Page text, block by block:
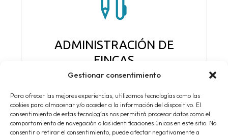
Gestionar consentimiento
Para ofrecer las mejores experiencias, utilizamos tecnologías como las
cookies para almacenar y/o acceder a la información del dispositivo. El
consentimiento de estas tecnologías nos permitirá procesar datos como el
comportamiento de navegación o las identificaciones únicas en este sitio. No
consentir o retirar el consentimiento, puede afectar negativamente a
ADMINISTRACIÓN DE
FINCAS
necesita.